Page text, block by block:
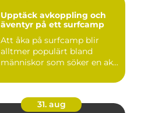
Upptäck avkoppling och
äventyr på ett surfcamp
Att åka på surfcamp blir
alltmer populärt bland
människor som söker en ak...
31. aug